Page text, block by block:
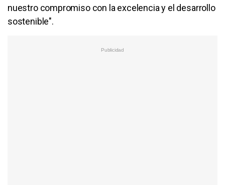
nuestro compromiso con la excelencia y el desarrollo
sostenible".